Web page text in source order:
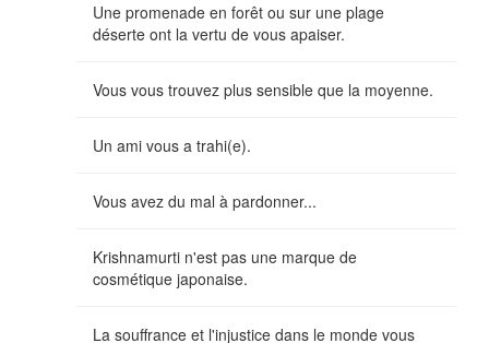
Une promenade en forêt ou sur une plage
déserte ont la vertu de vous apaiser.
Vous vous trouvez plus sensible que la moyenne.
Un ami vous a trahi(e).
Vous avez du mal à pardonner...
Krishnamurti n'est pas une marque de
cosmétique japonaise.
La souffrance et l'injustice dans le monde vous